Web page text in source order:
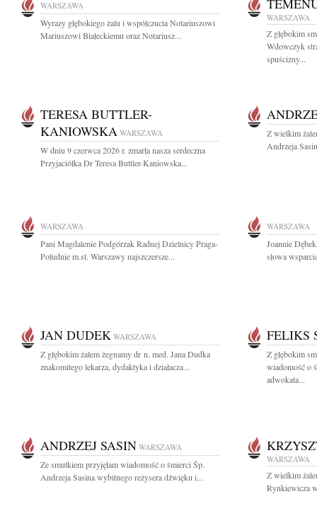
WARSZAWA
Wyrazy głębokiego żalu i współczucia Notariuszowi
Mariuszowi Białeckiemu oraz Notariusz...
WARSZAWA
Z głębokim
Wdowczyk
spuścizny...
TERESA BUTTLER-
KANIOWSKA WARSZAWA
W dniu 9 czerwca 2026 r. zmarła nasza serdeczna
Przyjaciółka Dr Teresa Buttler-Kaniowska...
Z wielkim
Andrzeja
WARSZAWA
Pani Magdalenie Podgórzak Radnej Dzielnicy Praga-
Południe m.st. Warszawy najszczersze...
WARSZAWA
Joannie
słowa
JAN DUDEK WARSZAWA
Z głębokim żalem żegnamy dr n. med. Jana Dudka
znakomitego lekarza, dydaktyka i działacza...
FELIKS
Z głębokim
wiadomość o
adwokata...
ANDRZEJ SASIN WARSZAWA
Ze smutkiem przyjęłam wiadomość o śmierci Śp.
Andrzeja Sasina wybitnego reżysera dźwięku i...
WARSZAWA
Z wielkim
Rynkiewicza